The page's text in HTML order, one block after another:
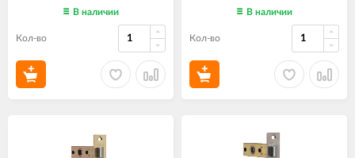
В наличии
Кол-во
В наличии
Кол-во